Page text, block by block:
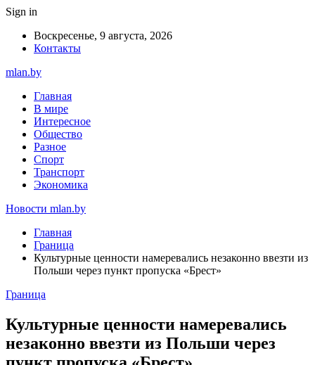
Sign in
Воскресенье, 9 августа, 2026
Контакты
mlan.by
Главная
В мире
Интересное
Общество
Разное
Спорт
Транспорт
Экономика
Новости mlan.by
Главная
Граница
Культурные ценности намеревались незаконно ввезти из
Польши через пункт пропуска «Брест»
Граница
Культурные ценности намеревались
незаконно ввезти из Польши через